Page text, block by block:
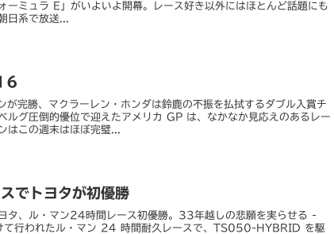
ーミュラ E」がいよいよ開幕。レース好き以外にはほとんど話題にも
日系で放送...
が完勝、マクラーレン・ホンダは鈴鹿の不振を払拭するダブル入賞チ
ルグ圧倒的優位で迎えたアメリカ GP は、なかなか見応えのあるレー
はこの週末はほぼ完璧...
でトヨタが初優勝
タ、ル・マン24時間レース初優勝。33年越しの悲願を実らせる -
て行われたル・マン 24 時間耐久レースで、TS050-HYBRID を駆